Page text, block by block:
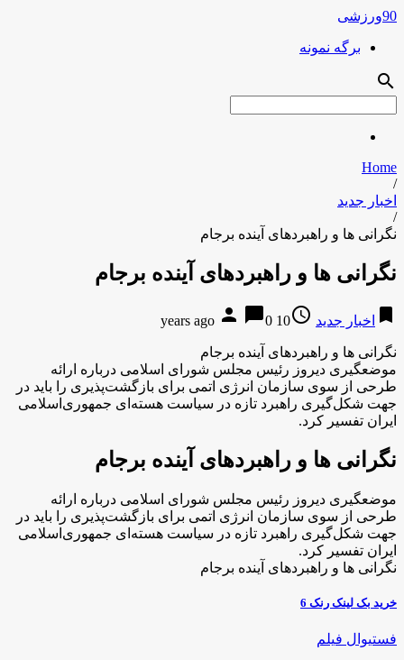
90ورزشی
برگه نمونه
search
Home
/
اخبار جدید
/
نگرانی ها و راهبردهای آینده برجام
نگرانی ها و راهبردهای آینده برجام
bookmark اخبار جدید access_time
10 years ago
person chat_bubble0
نگرانی ها و راهبردهای آینده برجام
موضعگیری دیروز رئیس مجلس شورای اسلامی درباره ارائه
طرحی از سوی سازمان انرژی اتمی برای بازگشت‌پذیری را باید در
جهت شکل‌گیری راهبرد تازه در سیاست هسته‌ای جمهوری‌اسلامی
ایران تفسیر کرد.
نگرانی ها و راهبردهای آینده برجام
موضعگیری دیروز رئیس مجلس شورای اسلامی درباره ارائه
طرحی از سوی سازمان انرژی اتمی برای بازگشت‌پذیری را باید در
جهت شکل‌گیری راهبرد تازه در سیاست هسته‌ای جمهوری‌اسلامی
ایران تفسیر کرد.
نگرانی ها و راهبردهای آینده برجام
خرید بک لینک رنک 6
فستیوال فیلم